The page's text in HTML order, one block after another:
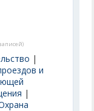
|
и
|